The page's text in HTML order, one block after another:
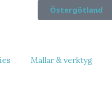
Östergötland
Mallar & verktyg